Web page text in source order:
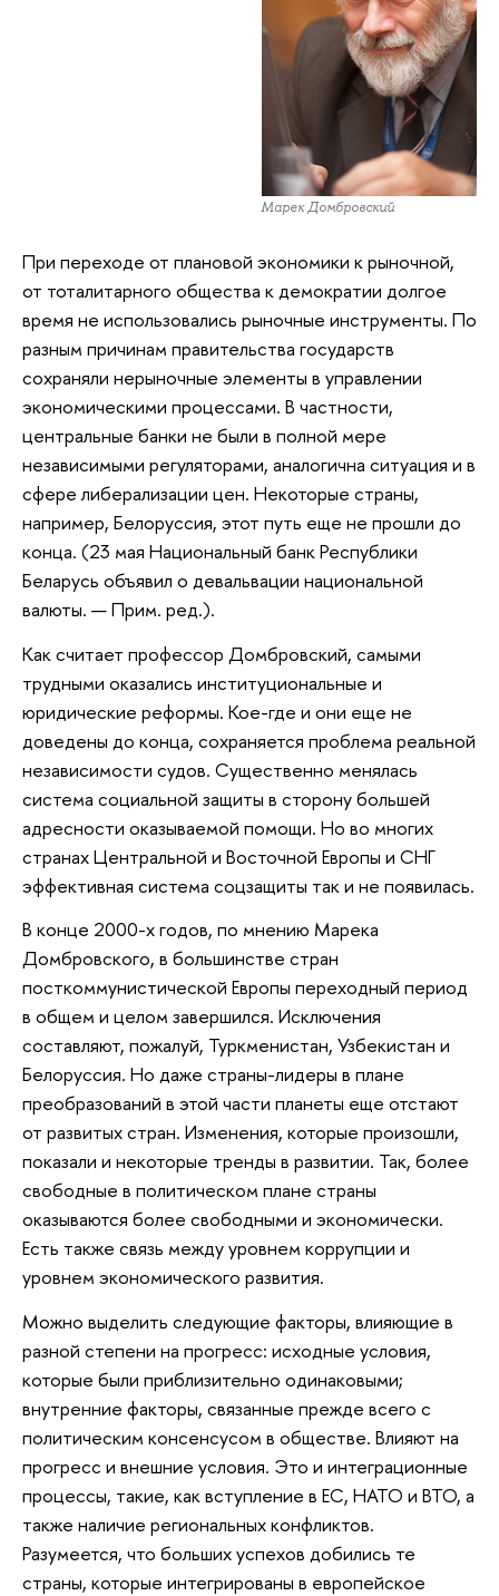
Марек Домбровский
При переходе от плановой экономики к рыночной,
от тоталитарного общества к демократии долгое
время не использовались рыночные инструменты. По
разным причинам правительства государств
сохраняли нерыночные элементы в управлении
экономическими процессами. В частности,
центральные банки не были в полной мере
независимыми регуляторами, аналогична ситуация и в
сфере либерализации цен. Некоторые страны,
например, Белоруссия, этот путь еще не прошли до
конца. (23 мая Национальный банк Республики
Беларусь объявил о девальвации национальной
валюты. — Прим. ред.).
Как считает профессор Домбровский, самыми
трудными оказались институциональные и
юридические реформы. Кое-где и они еще не
доведены до конца, сохраняется проблема реальной
независимости судов. Существенно менялась
система социальной защиты в сторону большей
адресности оказываемой помощи. Но во многих
странах Центральной и Восточной Европы и СНГ
эффективная система соцзащиты так и не появилась.
В конце 2000-х годов, по мнению Марека
Домбровского, в большинстве стран
посткоммунистической Европы переходный период
в общем и целом завершился. Исключения
составляют, пожалуй, Туркменистан, Узбекистан и
Белоруссия. Но даже страны-лидеры в плане
преобразований в этой части планеты еще отстают
от развитых стран. Изменения, которые произошли,
показали и некоторые тренды в развитии. Так, более
свободные в политическом плане страны
оказываются более свободными и экономически.
Есть также связь между уровнем коррупции и
уровнем экономического развития.
Можно выделить следующие факторы, влияющие в
разной степени на прогресс: исходные условия,
которые были приблизительно одинаковыми;
внутренние факторы, связанные прежде всего с
политическим консенсусом в обществе. Влияют на
прогресс и внешние условия. Это и интеграционные
процессы, такие, как вступление в ЕС, НАТО и ВТО, а
также наличие региональных конфликтов.
Разумеется, что больших успехов добились те
страны, которые интегрированы в европейское